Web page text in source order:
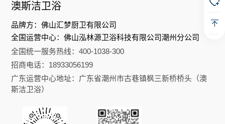
澳斯洁卫浴
品牌方：佛山汇梦厨卫有限公司
全国运营中心：佛山泓林源卫浴科技有限公司潮州分公司
全国统一服务热线：400-1038-300
招商电话：18933056199
广东运营中心地址：广东省潮州市古巷镇枫三新桥桥头（澳
斯洁卫浴）